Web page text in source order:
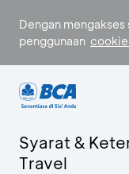
Dengan
penggunaan
Syarat &
Travel